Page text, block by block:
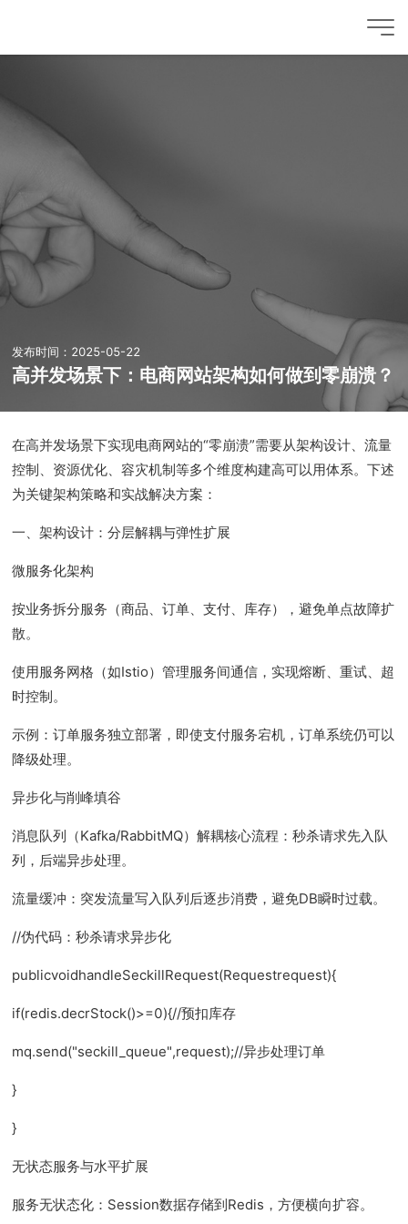
发布时间：2025-05-22
高并发场景下：电商网站架构如何做到零崩溃？
在高并发场景下实现电商网站的“零崩溃”需要从架构设计、流量
控制、资源优化、容灾机制等多个维度构建高可以用体系。下述
为关键架构策略和实战解决方案：
一、架构设计：分层解耦与弹性扩展
微服务化架构
按业务拆分服务（商品、订单、支付、库存），避免单点故障扩
散。
使用服务网格（如Istio）管理服务间通信，实现熔断、重试、超
时控制。
示例：订单服务独立部署，即使支付服务宕机，订单系统仍可以
降级处理。
异步化与削峰填谷
消息队列（Kafka/RabbitMQ）解耦核心流程：秒杀请求先入队
列，后端异步处理。
流量缓冲：突发流量写入队列后逐步消费，避免DB瞬时过载。
//伪代码：秒杀请求异步化
publicvoidhandleSeckillRequest(Requestrequest){
if(redis.decrStock()>=0){//预扣库存
mq.send("seckill_queue",request);//异步处理订单
}
}
无状态服务与水平扩展
服务无状态化：Session数据存储到Redis，方便横向扩容。